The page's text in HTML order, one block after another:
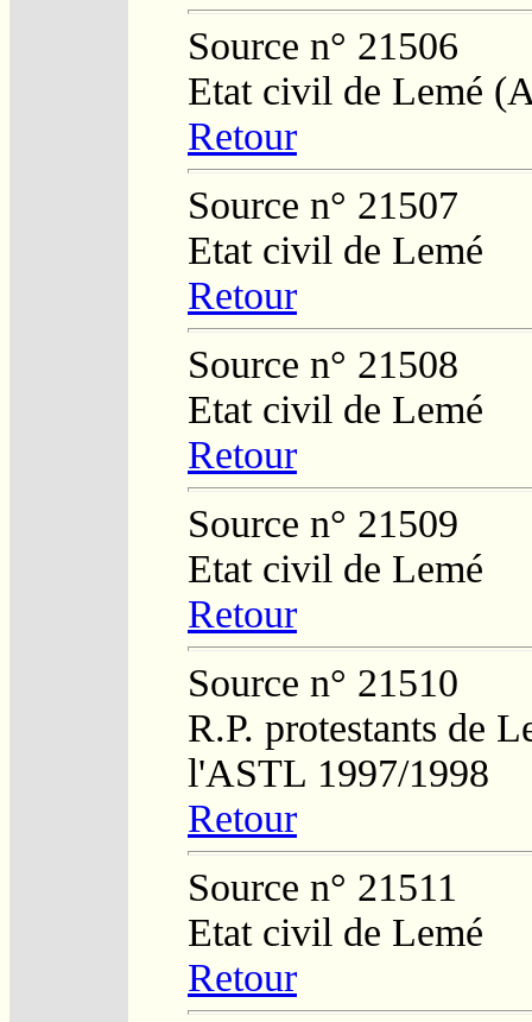
Source n° 21506
Etat civil de Lemé
Retour
Source n° 21507
Etat civil de Lemé
Retour
Source n° 21508
Etat civil de Lemé
Retour
Source n° 21509
Etat civil de Lemé
Retour
Source n° 21510
R.P. protestants de
l'ASTL 1997/1998
Retour
Source n° 21511
Etat civil de Lemé
Retour